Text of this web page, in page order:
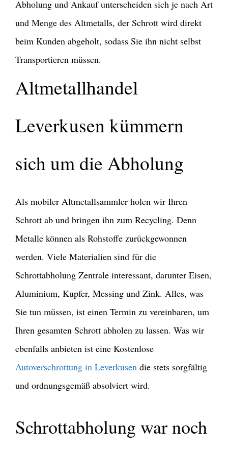
Abholung und Ankauf unterscheiden sich je nach Art
und Menge des Altmetalls, der Schrott wird direkt
beim Kunden abgeholt, sodass Sie ihn nicht selbst
Transportieren müssen.
Altmetallhandel
Leverkusen kümmern
sich um die Abholung
Als mobiler Altmetallsammler holen wir Ihren
Schrott ab und bringen ihn zum Recycling. Denn
Metalle können als Rohstoffe zurückgewonnen
werden. Viele Materialien sind für die
Schrottabholung Zentrale interessant, darunter Eisen,
Aluminium, Kupfer, Messing und Zink. Alles, was
Sie tun müssen, ist einen Termin zu vereinbaren, um
Ihren gesamten Schrott abholen zu lassen. Was wir
ebenfalls anbieten ist eine Kostenlose
Autoverschrottung in Leverkusen die stets sorgfältig
und ordnungsgemäß absolviert wird.
Schrottabholung war noch